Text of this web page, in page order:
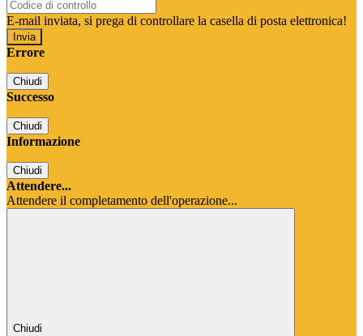
E-mail inviata, si prega di controllare la casella di posta elettronica!
Errore
Chiudi
Successo
Chiudi
Informazione
Chiudi
Attendere...
Attendere il completamento dell'operazione...
Chiudi